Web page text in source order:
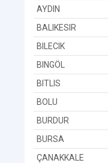
AYDIN
BALIKESIR
BILECIK
BINGÖL
BITLIS
BOLU
BURDUR
BURSA
ÇANAKKALE